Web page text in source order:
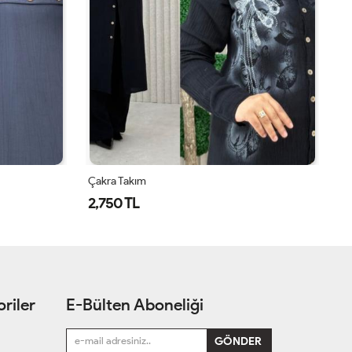
Çakra Takım
2,750 TL
E-Bülten Aboneliği